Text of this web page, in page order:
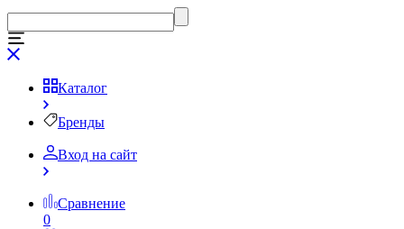
Каталог
Бренды
Вход на сайт
Сравнение
0